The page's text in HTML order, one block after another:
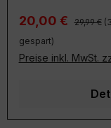
Verkaufspreis:
20,00 € 29,99 €
gespart)
Preise inkl. MwSt.